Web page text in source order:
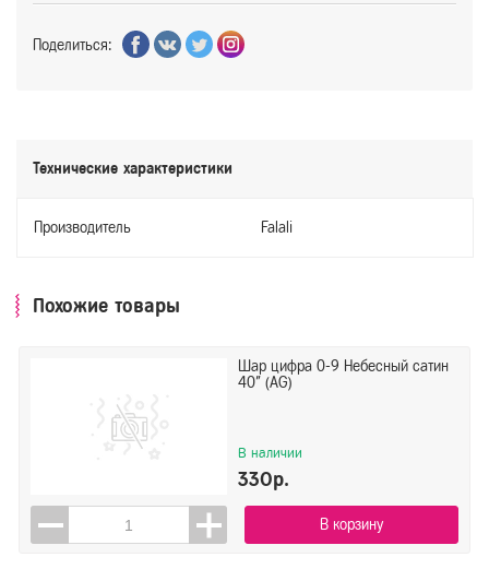
Поделиться:
Технические характеристики
Производитель Falali
Похожие товары
Шар цифра 0-9 Небесный сатин
40" (AG)
В наличии
330р.
В корзину